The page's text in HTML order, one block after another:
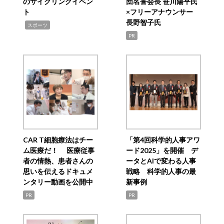
ト
スポーツ
×フリーアナウンサー
長野智子氏
PR
CAR T細胞療法はチー
ム医療だ！ 医療従事
者の情熱、患者さんの
思いを伝えるドキュメ
ンタリー動画を公開中
PR
「第4回科学的人事アワ
ード2025」を開催 デ
ータとAIで変わる人事
戦略 科学的人事の最
新事例
PR